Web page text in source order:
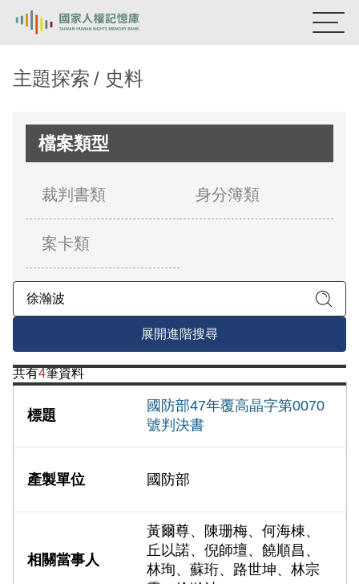
新生訓導處
關於我們
意見信箱
主題探索 史料
檔案類型
裁判書類 身分簿類
案卡類
展開進階搜尋
共有4筆資料
國防部47年覆高晶字第0070
號判決書
國防部
黃爾尊、陳珊梅、何海棟、
丘以諾、倪師壇、饒順昌、
林珣、蘇珩、路世坤、林宗